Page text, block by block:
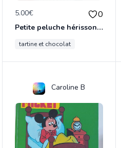
5.00€ 0
Petite peluche hérisson vintage tartine et chocolat
tartine et chocolat
Caroline B